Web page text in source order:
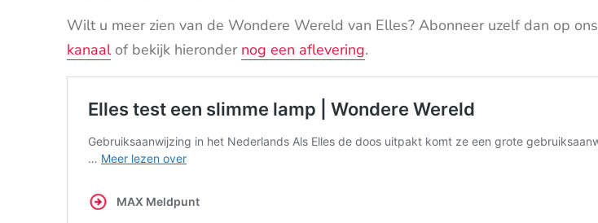
Wilt u meer zien van de Wondere Wereld van Elles? Abonneer uzelf dan op ons
kanaalof bekijk hieronder nog een aflevering.